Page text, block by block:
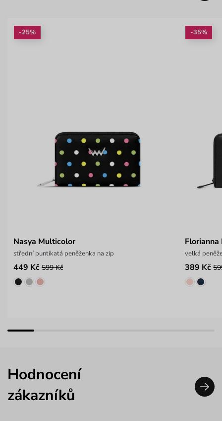
-25%
Nasya Multicolor
střední puntíkatá peněženka na zip
449 Kč 599 Kč
-35%
velká
389 Kč
Hodnocení
zákazníků